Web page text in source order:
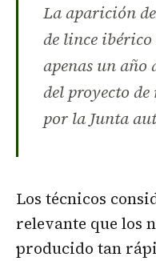
La aparición
de lince
apenas un año
del proyecto
por la Junta
Los técnicos
relevante que los
producido tan